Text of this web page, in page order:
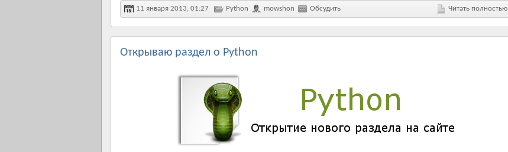
11 января 2013, 01:27 Python mowshon Обсудить Читать полностью
Открываю раздел о Python